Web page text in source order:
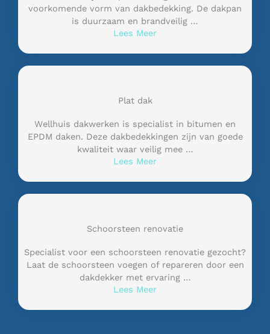
voorkomende vorm van dakbedekking. De dakpan
is duurzaam en brandveilig …
Lees Meer
Plat dak
Wellhuis dakwerken is specialist in bitumen en
EPDM daken. Deze dakbedekkingen zijn van goede
kwaliteit waar veilig mee …
Lees Meer
Schoorsteen renovatie
Specialist voor een schoorsteen renovatie gezocht?
Laat de schoorsteen voegen of repareren door een
dakdekker met ervaring …
Lees Meer